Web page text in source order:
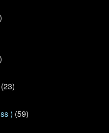
(23)
) (59)